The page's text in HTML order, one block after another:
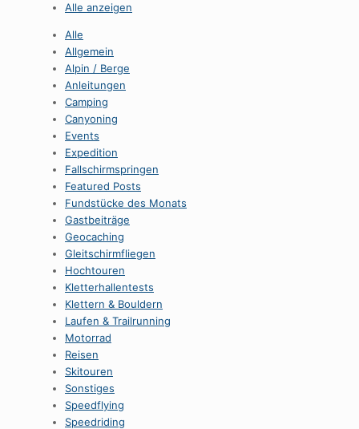
Alle anzeigen
Alle
Allgemein
Alpin / Berge
Anleitungen
Camping
Canyoning
Events
Expedition
Fallschirmspringen
Featured Posts
Fundstücke des Monats
Gastbeiträge
Geocaching
Gleitschirmfliegen
Hochtouren
Kletterhallentests
Klettern & Bouldern
Laufen & Trailrunning
Motorrad
Reisen
Skitouren
Sonstiges
Speedflying
Speedriding